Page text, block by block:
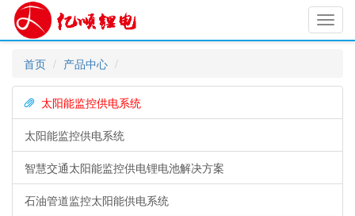
首页
产品中心
太阳能监控供电系统
太阳能监控供电系统
智慧交通太阳能监控供电锂电池解决方案
石油管道监控太阳能供电系统